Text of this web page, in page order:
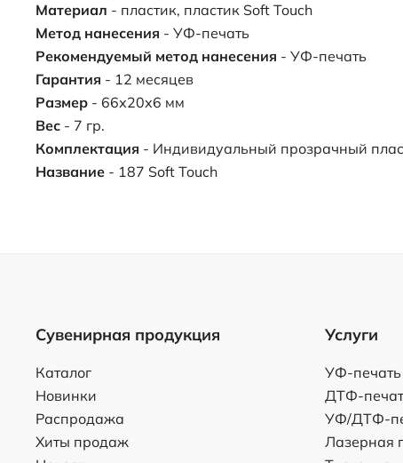
Материал - пластик, пластик Soft Touch
Метод нанесения - УФ-печать
Рекомендуемый метод нанесения - УФ-печать
Гарантия - 12 месяцев
Размер - 66х20х6 мм
Вес - 7 гр.
Комплектация - Индивидуальный прозрачный
Название - 187 Soft Touch
Сувенирная продукция
Каталог
Новинки
Распродажа
Хиты продаж
Услуги
УФ-печать
ДТФ-
УФ/ДТФ-
Лазерная